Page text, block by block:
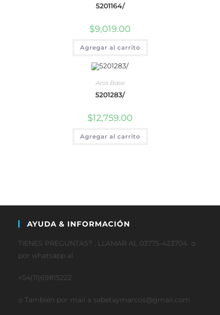
5201164/
$9,019.00
Agregar al carrito
Aros Base
5201283/
$12,759.00
Agregar al carrito
AYUDA & INFORMACIÓN
TIENES PREGUNTAS? , LLAMAR AL 03775-423704 o
por whatsapp al
+54(11)69815222
o También por mail a sabetaymarcos@gmail.com